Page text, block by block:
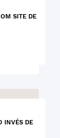
SITE DE
INVÉS DE